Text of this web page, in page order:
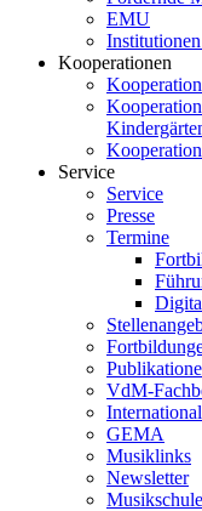
EMU
Kooperationen
Service
Service
Presse
Termine
VdM-
GEMA
Musiklinks
Newsletter